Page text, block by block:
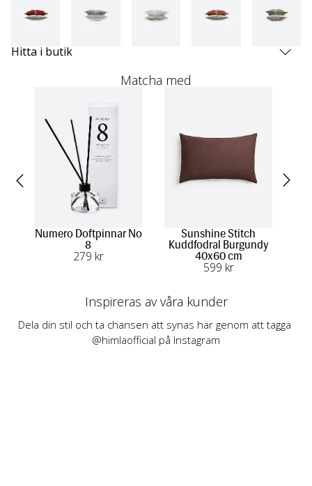
Hitta i butik
Matcha med
Numero Doftpinnar No
8
279 kr
Sunshine Stitch
Kuddfodral Burgundy
40x60 cm
599 kr
Inspireras av våra kunder
Dela din stil och ta chansen att synas här genom att tagga
@himlaofficial på Instagram